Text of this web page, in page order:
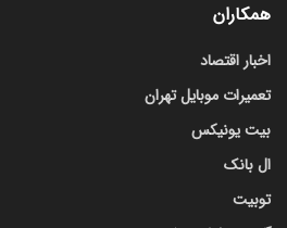
همکاران
اخبار اقتصاد
تعمیرات موبایل تهران
بیت یونیکس
ال بانک
توبیت